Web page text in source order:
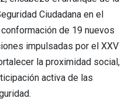
Ciudadana en el
de 19 nuevos
impulsadas por el XXV
la proximidad social,
activa de las